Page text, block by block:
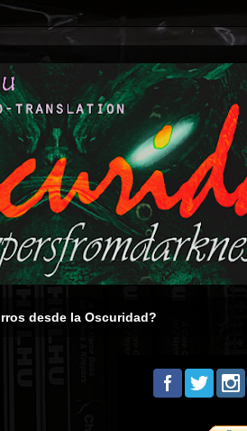
desde la Oscuridad?